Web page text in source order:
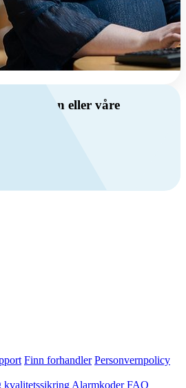
ventilasjon eller våre
Finn forhandler Personvernpolicy
Alarmkoder FAQ